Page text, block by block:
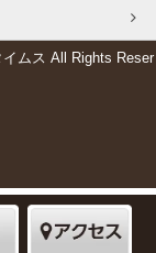
ムス All Rights Reser